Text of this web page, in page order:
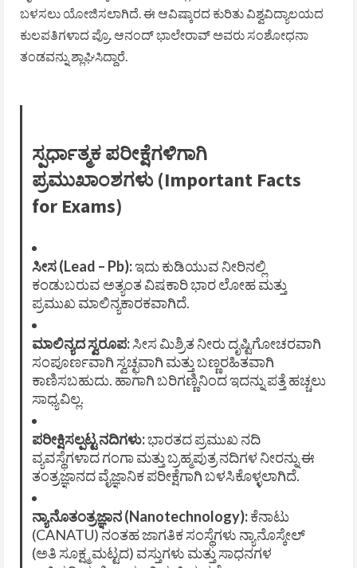
ಬಳಸಲು ಯೋಜಿಸಲಾಗಿದೆ. ಈ ಆವಿಷ್ಕಾರದ ಕುರಿತು ವಿಶ್ವವಿದ್ಯಾಲಯದ
ಕುಲಪತಿಗಳಾದ ಪ್ರೊ. ಆನಂದ್ ಭಾಲೇರಾವ್ ಅವರು ಸಂಶೋಧನಾ
ತಂಡವನ್ನು ಶ್ಲಾಘಿಸಿದ್ದಾರೆ.
ಸ್ಪರ್ಧಾತ್ಮಕ ಪರೀಕ್ಷೆಗಳಿಗಾಗಿ
ಪ್ರಮುಖಾಂಶಗಳು (Important Facts
for Exams)
ಸೀಸ (Lead – Pb):ಇದು ಕುಡಿಯುವ ನೀರಿನಲ್ಲಿ
ಕಂಡುಬರುವ ಅತ್ಯಂತ ವಿಷಕಾರಿ ಭಾರ ಲೋಹ ಮತ್ತು
ಪ್ರಮುಖ ಮಾಲಿನ್ಯಕಾರಕವಾಗಿದೆ.
ಮಾಲಿನ್ಯದ ಸ್ವರೂಪ:ಸೀಸ ಮಿಶ್ರಿತ ನೀರು ದೃಷ್ಟಿಗೋಚರವಾಗಿ
ಸಂಪೂರ್ಣವಾಗಿ ಸ್ವಚ್ಛವಾಗಿ ಮತ್ತು ಬಣ್ಣರಹಿತವಾಗಿ
ಕಾಣಿಸಬಹುದು. ಹಾಗಾಗಿ ಬರಿಗಣ್ಣಿನಿಂದ ಇದನ್ನು ಪತ್ತೆ ಹಚ್ಚಲು
ಸಾಧ್ಯವಿಲ್ಲ.
ಪರೀಕ್ಷಿಸಲ್ಪಟ್ಟ ನದಿಗಳು:ಭಾರತದ ಪ್ರಮುಖ ನದಿ
ವ್ಯವಸ್ಥೆಗಳಾದ ಗಂಗಾ ಮತ್ತು ಬ್ರಹ್ಮಪುತ್ರ ನದಿಗಳ ನೀರನ್ನು ಈ
ತಂತ್ರಜ್ಞಾನದ ವೈಜ್ಞಾನಿಕ ಪರೀಕ್ಷೆಗಾಗಿ ಬಳಸಿಕೊಳ್ಳಲಾಗಿದೆ.
ನ್ಯಾನೊತಂತ್ರಜ್ಞಾನ (Nanotechnology):ಕೆನಾಟು
(CANATU) ನಂತಹ ಜಾಗತಿಕ ಸಂಸ್ಥೆಗಳು ನ್ಯಾನೊಸ್ಕೇಲ್
(ಅತಿ ಸೂಕ್ಷ್ಮ ಮಟ್ಟದ) ವಸ್ತುಗಳು ಮತ್ತು ಸಾಧನಗಳ